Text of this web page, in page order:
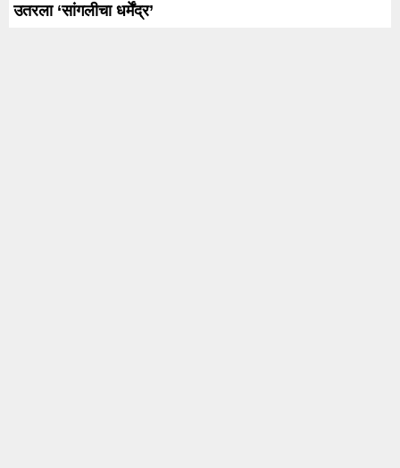
उतरला ‘सांगलीचा धर्मेंद्र’